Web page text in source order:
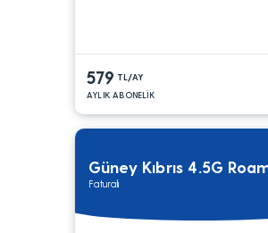
579 TL/AY
AYLIK ABONELİK
Faturalı